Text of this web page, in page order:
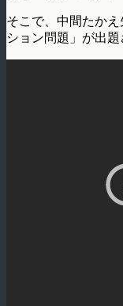
そこで、中間たか
ション問題」が出題